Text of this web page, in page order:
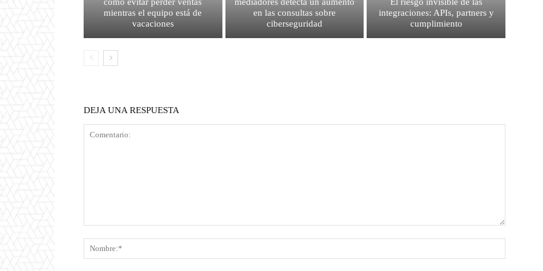
mientras el equipo está de
vacaciones
en las consultas sobre
ciberseguridad
integraciones: APIs, partners y
cumplimiento
DEJA UNA RESPUESTA